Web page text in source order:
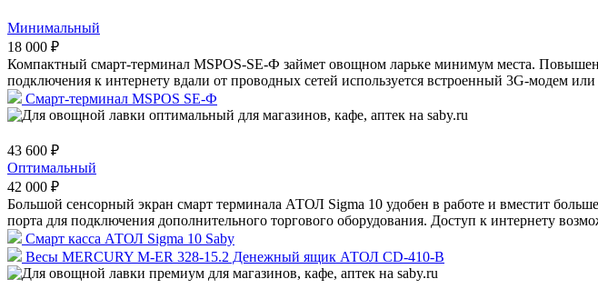
Минимальный
18 000 ₽
Компактный смарт-терминал MSPOS-SE-Ф займет овощном ларьке минимум места.
подключения к интернету вдали от проводных сетей используется встроенный 3G-модем
Смарт-терминал MSPOS SE-Ф
43 600 ₽
Оптимальный
42 000 ₽
Большой сенсорный экран смарт терминала АТОЛ Sigma 10 удобен в работе и вместит
порта для подключения дополнительного торгового оборудования. Доступ к интернету
Смарт касса АТОЛ Sigma 10 Saby
Весы MERCURY M-ER 328-15.2 Денежный ящик АТОЛ CD-410-В